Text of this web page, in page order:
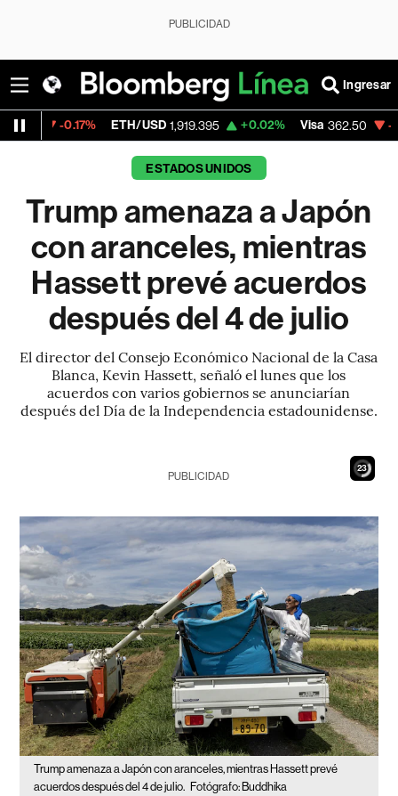
PUBLICIDAD
Ingresar
ETH/USD 1,919.395 +0.02% Visa 362.50 -2.15%
ESTADOS UNIDOS
Trump amenaza a Japón
con aranceles, mientras
Hassett prevé acuerdos
después del 4 de julio
El director del Consejo Económico Nacional de la Casa
Blanca, Kevin Hassett, señaló el lunes que los
acuerdos con varios gobiernos se anunciarían
después del Día de la Independencia estadounidense.
21
PUBLICIDAD
Trump amenaza a Japón con aranceles, mientras Hassett prevé
acuerdos después del 4 de julio. Fotógrafo: Buddhika